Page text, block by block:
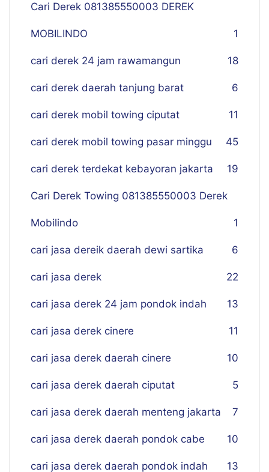
Cari Derek 081385550003 DEREK
MOBILINDO 1
cari derek 24 jam rawamangun 18
cari derek daerah tanjung barat 6
cari derek mobil towing ciputat 11
cari derek mobil towing pasar minggu 45
cari derek terdekat kebayoran jakarta 19
Cari Derek Towing 081385550003 Derek
Mobilindo 1
cari jasa dereik daerah dewi sartika 6
cari jasa derek 22
cari jasa derek 24 jam pondok indah 13
cari jasa derek cinere 11
cari jasa derek daerah cinere 10
cari jasa derek daerah ciputat 5
cari jasa derek daerah menteng jakarta 7
cari jasa derek daerah pondok cabe 10
cari jasa derek daerah pondok indah 13